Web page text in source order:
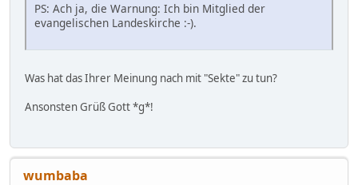
PS: Ach ja, die Warnung: Ich bin Mitglied der
evangelischen Landeskirche :-).
Was hat das Ihrer Meinung nach mit "Sekte" zu tun?
Ansonsten Grüß Gott *g*!
wumbaba